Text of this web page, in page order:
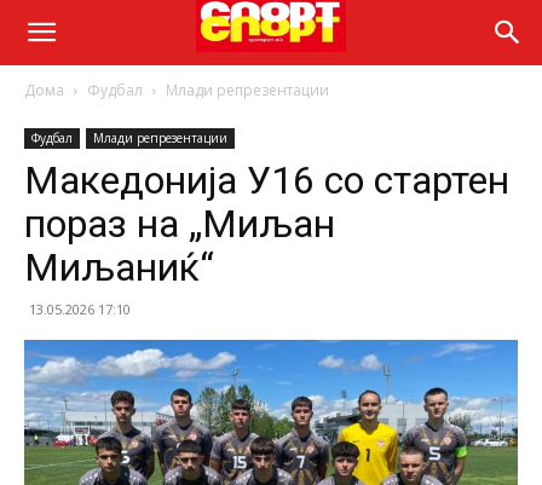
Дома Фудбал Млади репрезентации
Фудбал Млади репрезентации
Македонија У16 со стартен
пораз на „Миљан
Миљаниќ“
13.05.2026 17:10